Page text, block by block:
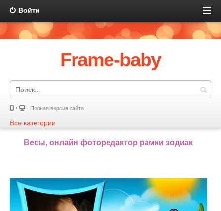
Войти
Frame-baby
Полная версия сайта
Все категории
Весы, онлайн фоторедактор рамки зодиак